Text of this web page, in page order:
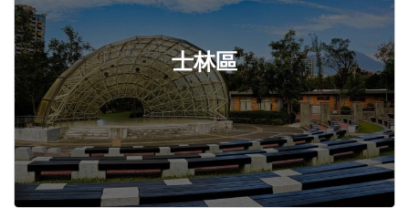
士林區